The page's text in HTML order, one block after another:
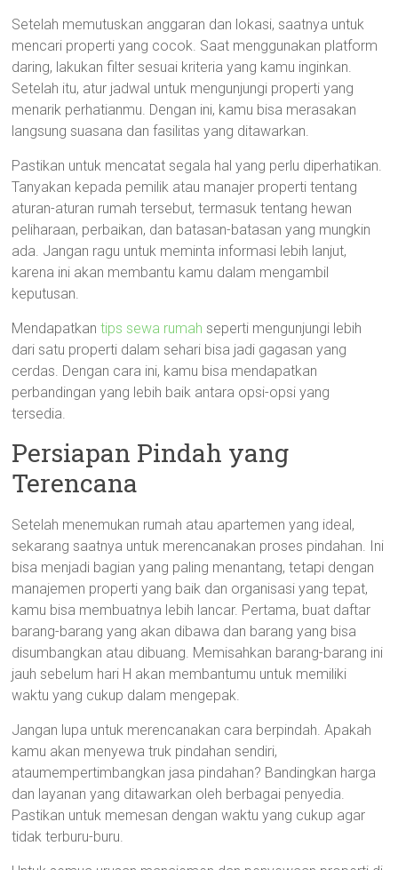
Setelah memutuskan anggaran dan lokasi, saatnya untuk
mencari properti yang cocok. Saat menggunakan platform
daring, lakukan filter sesuai kriteria yang kamu inginkan.
Setelah itu, atur jadwal untuk mengunjungi properti yang
menarik perhatianmu. Dengan ini, kamu bisa merasakan
langsung suasana dan fasilitas yang ditawarkan.
Pastikan untuk mencatat segala hal yang perlu diperhatikan.
Tanyakan kepada pemilik atau manajer properti tentang
aturan-aturan rumah tersebut, termasuk tentang hewan
peliharaan, perbaikan, dan batasan-batasan yang mungkin
ada. Jangan ragu untuk meminta informasi lebih lanjut,
karena ini akan membantu kamu dalam mengambil
keputusan.
Mendapatkantips sewa rumah seperti mengunjungi lebih
dari satu properti dalam sehari bisa jadi gagasan yang
cerdas. Dengan cara ini, kamu bisa mendapatkan
perbandingan yang lebih baik antara opsi-opsi yang
tersedia.
Persiapan Pindah yang
Terencana
Setelah menemukan rumah atau apartemen yang ideal,
sekarang saatnya untuk merencanakan proses pindahan. Ini
bisa menjadi bagian yang paling menantang, tetapi dengan
manajemen properti yang baik dan organisasi yang tepat,
kamu bisa membuatnya lebih lancar. Pertama, buat daftar
barang-barang yang akan dibawa dan barang yang bisa
disumbangkan atau dibuang. Memisahkan barang-barang ini
jauh sebelum hari H akan membantumu untuk memiliki
waktu yang cukup dalam mengepak.
Jangan lupa untuk merencanakan cara berpindah. Apakah
kamu akan menyewa truk pindahan sendiri,
ataumempertimbangkan jasa pindahan? Bandingkan harga
dan layanan yang ditawarkan oleh berbagai penyedia.
Pastikan untuk memesan dengan waktu yang cukup agar
tidak terburu-buru.